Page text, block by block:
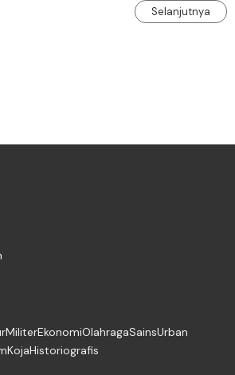
Selanjutnya
MiliterEkonomiOlahragaSainsUrban
KojaHistoriografis